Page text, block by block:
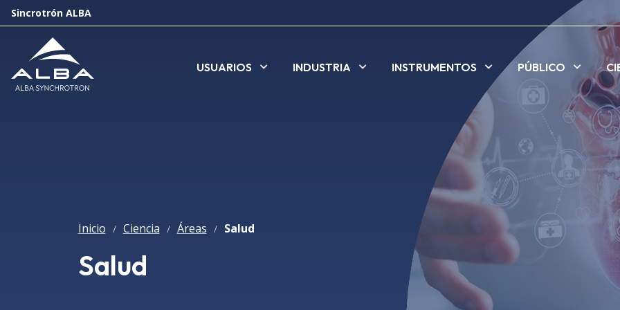
Sincrotrón ALBA
USUARIOS INDUSTRIA INSTRUMENTOS PÚBLICO
Inicio / Ciencia / Áreas / Salud
Salud